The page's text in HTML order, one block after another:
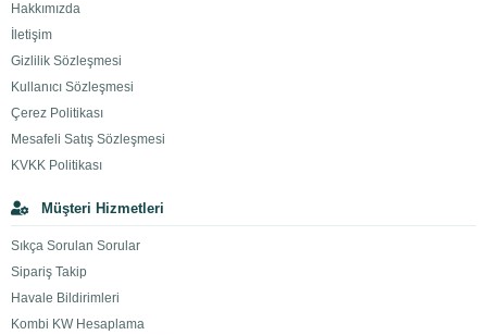
Hakkımızda
İletişim
Gizlilik Sözleşmesi
Kullanıcı Sözleşmesi
Çerez Politikası
Mesafeli Satış Sözleşmesi
KVKK Politikası
Müşteri Hizmetleri
Sıkça Sorulan Sorular
Sipariş Takip
Havale Bildirimleri
Kombi KW Hesaplama